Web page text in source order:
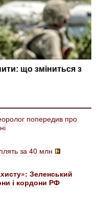
попередив про
за 40 млн
Зеленський
і кордони РФ